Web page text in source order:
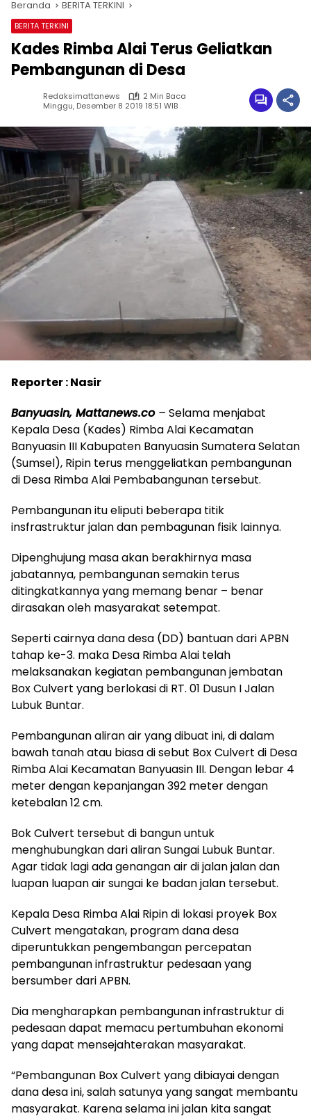
Beranda BERITA TERKINI
BERITA TERKINI
Kades Rimba Alai Terus Geliatkan
Pembangunan di Desa
Redaksimattanews
2 Min Baca
Minggu, Desember 8 2019 18:51 WIB
Reporter : Nasir
Banyuasin, Mattanews.co– Selama menjabat
Kepala Desa (Kades) Rimba Alai Kecamatan
Banyuasin III Kabupaten Banyuasin Sumatera Selatan
(Sumsel), Ripin terus menggeliatkan pembangunan
di Desa Rimba Alai Pembabangunan tersebut.
Pembangunan itu eliputi beberapa titik
insfrastruktur jalan dan pembagunan fisik lainnya.
Dipenghujung masa akan berakhirnya masa
jabatannya, pembangunan semakin terus
ditingkatkannya yang memang benar – benar
dirasakan oleh masyarakat setempat.
Seperti cairnya dana desa (DD) bantuan dari APBN
tahap ke-3. maka Desa Rimba Alai telah
melaksanakan kegiatan pembangunan jembatan
Box Culvert yang berlokasi di RT. 01 Dusun I Jalan
Lubuk Buntar.
Pembangunan aliran air yang dibuat ini, di dalam
bawah tanah atau biasa di sebut Box Culvert di Desa
Rimba Alai Kecamatan Banyuasin III. Dengan lebar 4
meter dengan kepanjangan 392 meter dengan
ketebalan 12 cm.
Bok Culvert tersebut di bangun untuk
menghubungkan dari aliran Sungai Lubuk Buntar.
Agar tidak lagi ada genangan air di jalan jalan dan
luapan luapan air sungai ke badan jalan tersebut.
Kepala Desa Rimba Alai Ripin di lokasi proyek Box
Culvert mengatakan, program dana desa
diperuntukkan pengembangan percepatan
pembangunan infrastruktur pedesaan yang
bersumber dari APBN.
Dia mengharapkan pembangunan infrastruktur di
pedesaan dapat memacu pertumbuhan ekonomi
yang dapat mensejahterakan masyarakat.
“Pembangunan Box Culvert yang dibiayai dengan
dana desa ini, salah satunya yang sangat membantu
masyarakat. Karena selama ini jalan kita sangat